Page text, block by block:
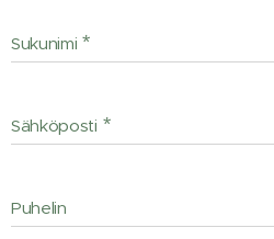
Sukunimi
Sähköposti
Puhelin